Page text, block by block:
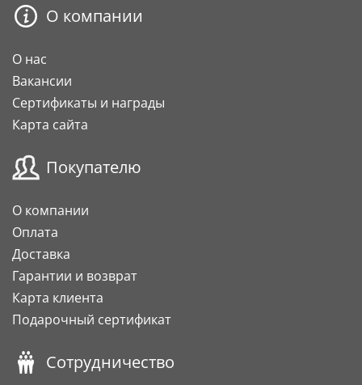
О компании
О нас
Вакансии
Сертификаты и награды
Карта сайта
Покупателю
О компании
Оплата
Доставка
Гарантии и возврат
Карта клиента
Подарочный сертификат
Сотрудничество